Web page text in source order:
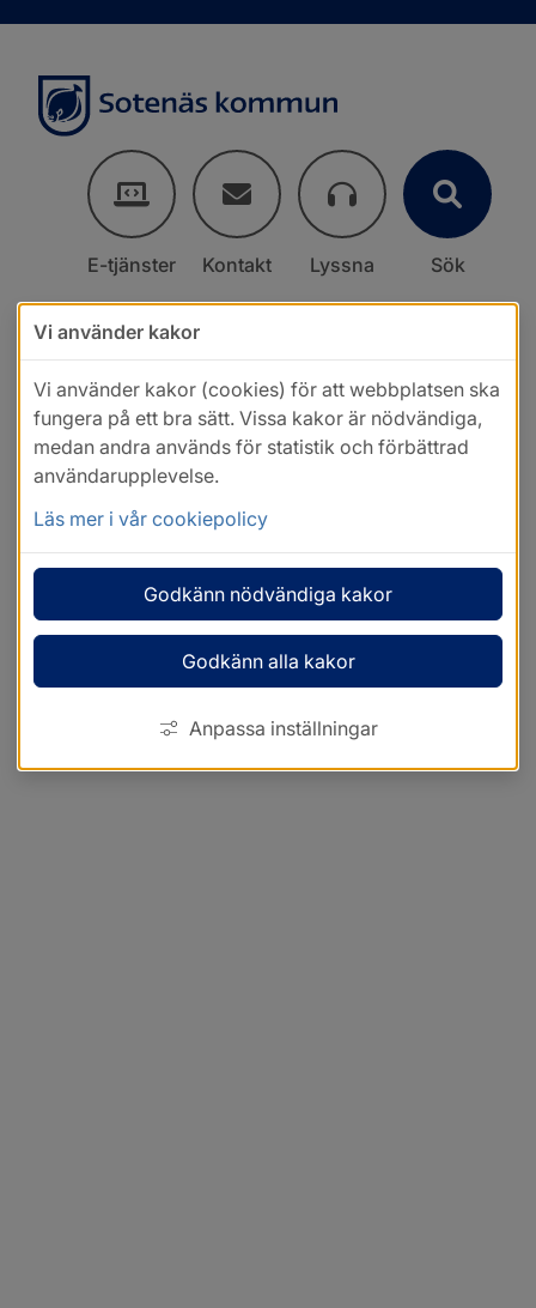
E-tjänster Kontakt Lyssna Sök
Vi använder kakor
Vi använder kakor (cookies) för att webbplatsen ska
fungera på ett bra sätt. Vissa kakor är nödvändiga,
medan andra används för statistik och förbättrad
användarupplevelse.
Läs mer i vår cookiepolicy
Godkänn nödvändiga kakor
Godkänn alla kakor
Anpassa inställningar